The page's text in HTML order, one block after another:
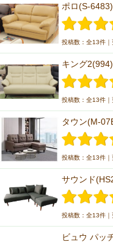
ポロ(S-
投稿数：全13件
キング
投稿数：全13件
タウン(M-
投稿数：全13件
サウンド
投稿数：全13件
ビュウ パッ